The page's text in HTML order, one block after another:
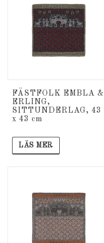
FÄSTFOLK EMBLA &
ERLING,
SITTUNDERLAG, 43
x 43 cm
LÄS MER